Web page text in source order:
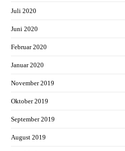
Juli 2020
Juni 2020
Februar 2020
Januar 2020
November 2019
Oktober 2019
September 2019
August 2019